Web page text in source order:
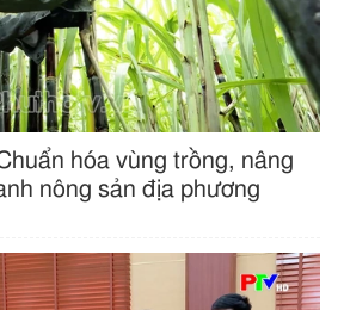
hóa vùng trồng, nâng
nông sản địa phương